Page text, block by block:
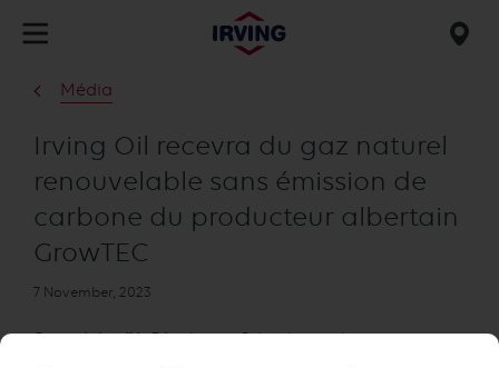
Média
Irving Oil recevra du gaz naturel
renouvelable sans émission de
carbone du producteur albertain
GrowTEC
Publication
7 November, 2023
Saint John (N.-B.)– Irving Oil et le producteur